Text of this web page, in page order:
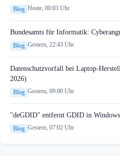
Blog Heute, 00:03 Uhr
Bundesamts für Informatik:
Blog Gestern, 22:43 Uhr
Datenschutzvorfall bei Laptop-
2026)
Blog Gestern, 09:00 Uhr
"deGDID" entfernt GDID in
Blog Gestern, 07:02 Uhr